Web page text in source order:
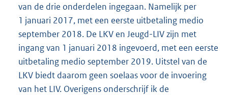
van de drie onderdelen ingegaan. Namelijk per
1 januari 2017, met een eerste uitbetaling medio
september 2018. De LKV en Jeugd-LIV zijn met
ingang van 1 januari 2018 ingevoerd, met een eerste
uitbetaling medio september 2019. Uitstel van de
LKV biedt daarom geen soelaas voor de invoering
van het LIV. Overigens onderschrijf ik de